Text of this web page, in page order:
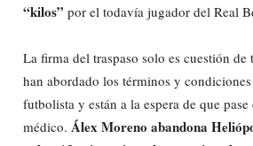
“kilos” por el todavía jugador del Real
La firma del traspaso solo es cuestión
han abordado los términos y
futbolista y están a la espera de que
médico. Álex Moreno abandona